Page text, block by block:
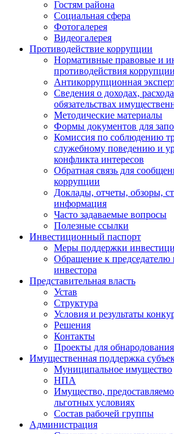
Гостям района
Социальная сфера
Фотогалерея
Видеогалерея
Противодействие коррупции
Нормативные правовые и
противодействия коррупции
Антикоррупционная
Сведения о доходах,
обязательствах
Методические материалы
Формы документов для
Комиссия по соблюдению
служебному поведению и
конфликта интересов
Обратная связь для
коррупции
Доклады, отчеты, обзоры,
информация
Часто задаваемые вопросы
Полезные ссылки
Инвестиционный паспорт
Меры поддержки
Обращение к председателю
инвестора
Представительная власть
Устав
Структура
Условия и результаты
Решения
Контакты
Проекты для обнародования
Имущественная поддержка
Муниципальное имущество
НПА
Имущество,
льготных условиях
Состав рабочей группы
Администрация